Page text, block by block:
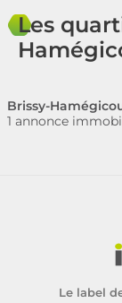
Les
Brissy-
1 annonce
Le label